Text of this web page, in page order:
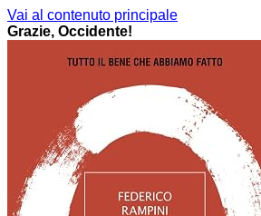
Vai al contenuto principale
Grazie, Occidente!